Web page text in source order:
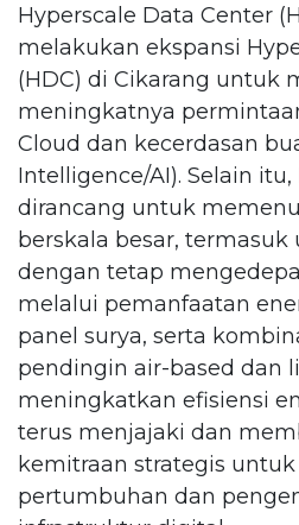
Hyperscale Data Center
melakukan ekspansi
(HDC) di Cikarang untuk
meningkatnya
Cloud dan kecerdasan
Intelligence/AI). Selain
dirancang untuk
berskala besar,
dengan tetap
melalui pemanfaatan
panel surya, serta
pendingin air-based dan
meningkatkan efisiensi
terus menjajaki dan
kemitraan strategis
pertumbuhan dan